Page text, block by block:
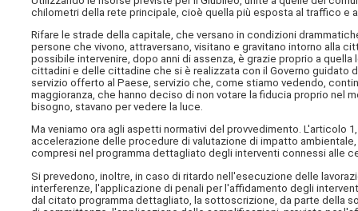
chilometri della rete principale, cioè quella più esposta al traffico e
Rifare le strade della capitale, che versano in condizioni
persone che vivono, attraversano, visitano e gravitano intorno alla
possibile intervenire, dopo anni di assenza, è grazie proprio a
cittadini e delle cittadine che si è realizzata con il Governo guidato
servizio offerto al Paese, servizio che, come stiamo vedendo,
maggioranza, che hanno deciso di non votare la fiducia proprio nel
bisogno, stavano per vedere la luce.
Ma veniamo ora agli aspetti normativi del provvedimento. L'articolo
accelerazione delle procedure di valutazione di impatto
compresi nel programma dettagliato degli interventi connessi alle
Si prevedono, inoltre, in caso di ritardo nell'esecuzione delle
interferenze, l'applicazione di penali per l'affidamento degli
dal citato programma dettagliato, la sottoscrizione, da parte della